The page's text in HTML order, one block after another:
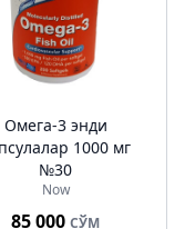
Омега-3 энди
1000 мг
№30
Now
85 000 СЎМ